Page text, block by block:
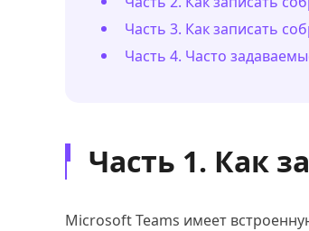
Часть 3. Как записать
Часть 4. Часто
Часть 1. Как
Microsoft Teams имеет